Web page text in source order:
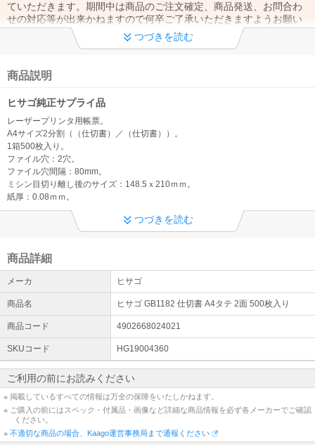
ていただきます。期間中は商品のご注文確定、商品発送、お問合わ
せの対応等が出来かねますので何卒ご了承いただきますようお願い
致します。
昨今のクレジットカード決済でのなりすまし注文の対策として、 ク
場合がございます。お電話番号をお間違いのないようお願いしま
オフィスでの営業時間のお知らせ
現在、営業時間の一部を在宅勤務としております。《オフィスでの
営業時間》■10：00～16:00※こちらの時間外ではお電話での対応を
承ることができません。メールにてご連絡いただきますようお願い
致します
つづきを読む
商品説明
ヒサゴ純正サプライ品
レーザープリンタ用帳票。
A4サイズ2分割（（仕切書）／（仕切書））。
1箱500枚入り。
ファイル穴：2穴。
ファイル穴間隔：80mm。
ミシン目切り離し後のサイズ：148.5ｘ210ｍｍ。
紙厚：0.08ｍｍ。
つづきを読む
商品詳細
メーカ ヒサゴ
商品名 ヒサゴ GB1182 仕切書 A4タテ 2面 500枚入り
商品コード 4902668024021
SKUコード HG19004360
ご利用の前にお読みください
※ 掲載しているすべての情報は万全の保障をいたしかねます。
※ ご購入の前にはスペック・付属品・画像など詳細な商品情報を必ず各メーカーでご確認
ください。
※ 不適切な商品の場合、Kaago運営事務局まで通報ください